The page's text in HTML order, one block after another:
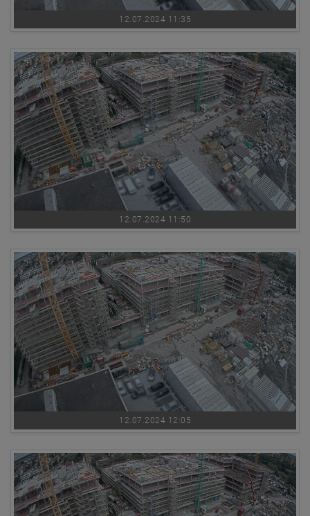
12.07.2024 11:35
12.07.2024 11:50
12.07.2024 12:05